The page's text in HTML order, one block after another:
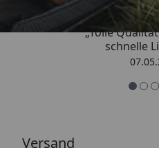
„Tolle
schnelle
Versand